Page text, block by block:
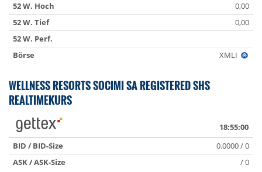
52 W. Hoch
0,00
52 W. Tief
0,00
52 W. Perf.
Börse
XMLI
WELLNESS RESORTS SOCIMI SA REGISTERED SHS
REALTIMEKURS
18:55:00
BID / BID-Size
0.0000 / 0
ASK / ASK-Size
/ 0